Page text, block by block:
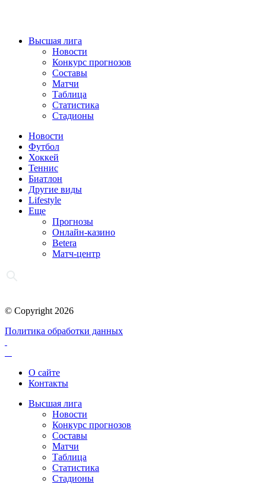
Высшая лига
Новости
Конкурс прогнозов
Составы
Матчи
Таблица
Статистика
Стадионы
Новости
Футбол
Хоккей
Теннис
Биатлон
Другие виды
Lifestyle
Еще
Прогнозы
Онлайн-казино
Betera
Матч-центр
© Copyright 2026
Политика обработки данных
О сайте
Контакты
Высшая лига
Новости
Конкурс прогнозов
Составы
Матчи
Таблица
Статистика
Стадионы